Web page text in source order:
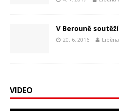
V Berouně
20. 6. 2016
VIDEO